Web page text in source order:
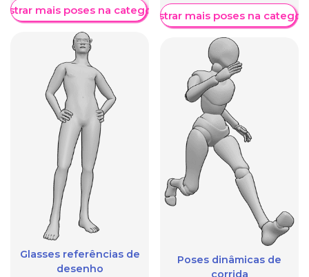
mais poses na categoria
Glasses referências de
desenho
Mostrar mais poses na
Poses dinâmicas de
corrida